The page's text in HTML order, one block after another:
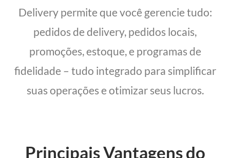
Delivery permite que você gerencie tudo:
pedidos de delivery, pedidos locais,
promoções, estoque, e programas de
fidelidade – tudo integrado para simplificar
suas operações e otimizar seus lucros.
Principais Vantagens do